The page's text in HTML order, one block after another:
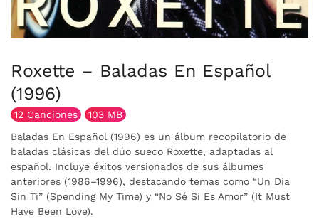
Roxette – Baladas En Español
(1996)
12 Canciones
103 MB
Baladas En Español (1996) es un álbum recopilatorio de
baladas clásicas del dúo sueco Roxette, adaptadas al
español. Incluye éxitos versionados de sus álbumes
anteriores (1986–1996), destacando temas como “Un Día
Sin Ti” (Spending My Time) y “No Sé Si Es Amor” (It Must
Have Been Love).